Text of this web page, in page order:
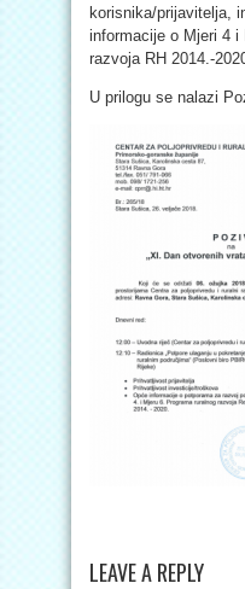
korisnika/prijavitelja,
informacije o Mjeri 4 i
razvoja RH 2014.-
U prilogu se nalazi
LEAVE A REPLY